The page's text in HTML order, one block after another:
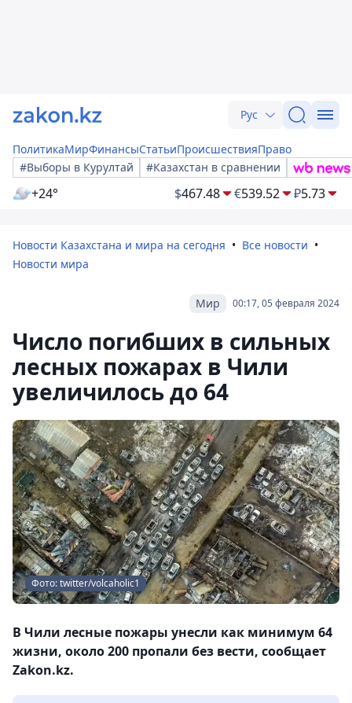
Рус
ПолитикаМирФинансыСтатьиПроисшествияПраво
#Выборы в Курултай
#Казахстан в сравнении
+24° $467.48 €539.52 ₽5.73
Новости Казахстана и мира на сегодня
Все новости
Новости мира
00:17, 05 февраля 2024
Мир
Число погибших в сильных
лесных пожарах в Чили
увеличилось до 64
Фото: twitter/volcaholic1
В Чили лесные пожары унесли как минимум 64
жизни, около 200 пропали без вести, сообщает
Zakon.kz.